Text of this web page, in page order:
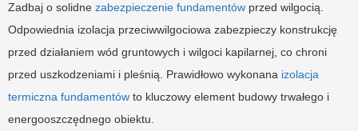
Zadbaj o solidne zabezpieczenie fundamentów przed wilgocią.
Odpowiednia izolacja przeciwwilgociowa zabezpieczy konstrukcję
przed działaniem wód gruntowych i wilgoci kapilarnej, co chroni
przed uszkodzeniami i pleśnią. Prawidłowo wykonana izolacja
termiczna fundamentów to kluczowy element budowy trwałego i
energooszczędnego obiektu.